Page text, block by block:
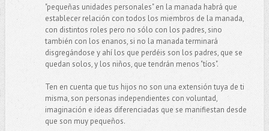
"pequeñas unidades personales" en la manada habrá que
establecer relación con todos los miembros de la manada,
con distintos roles pero no sólo con los padres, sino
también con los enanos, si no la manada terminará
disgregándose y ahí los que perdéis son los padres, que se
quedan solos, y los niños, que tendrán menos "tíos".
Ten en cuenta que tus hijos no son una extensión tuya de ti
misma, son personas independientes con voluntad,
imaginación e ideas diferenciadas que se manifiestan desde
que son muy pequeños.